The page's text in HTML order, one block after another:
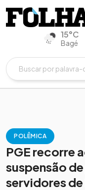
15°C
Bagé
POLÊMICA
PGE recorre
suspensão
servidores de